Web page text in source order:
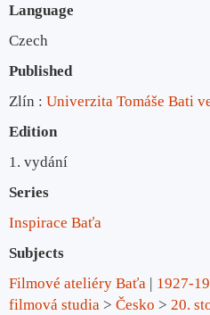
Language
Czech
Published
Zlín : Univerzita Tomáše Bati
Edition
1. vydání
Series
Inspirace Baťa
Subjects
Filmové ateliéry Baťa
1927-
filmová studia > Česko > 20.